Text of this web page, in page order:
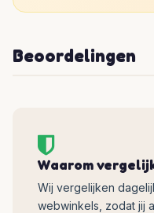
Beoordelingen
Waarom
Wij vergelijken
webwinkels, zodat jij